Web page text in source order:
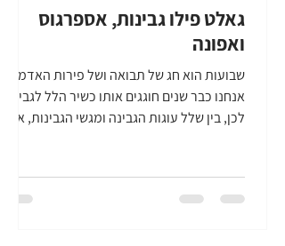
גאלט פילו גבינות, אספרגוס
ואפונה
שבועות הוא חג של תבואה ושל פירות האדמה.
אנחנו כבר שנים חוגגים אותו כשיר הלל
לכן, בין שלל עוגות הגבינה ומגשי הגבינות, אני
הוא מרשים, הוא ירוק ויפה, הוא קליל, הוא
מושלם לשולחן חג השבועות שלנו. אז בואו נכין